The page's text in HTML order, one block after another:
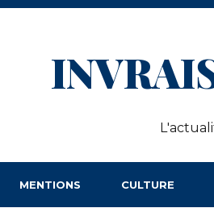
MENTIONS CULTURE